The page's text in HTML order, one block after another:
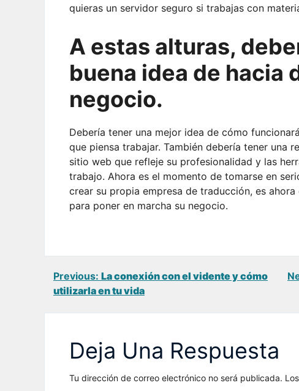
quieras un servidor seguro si trabajas con
A estas alturas,
buena idea de hacia
negocio.
Debería tener una mejor idea de cómo
que piensa trabajar. También debería tener una
sitio web que refleje su profesionalidad y las
trabajo. Ahora es el momento de tomarse en
crear su propia empresa de traducción, es
para poner en marcha su negocio.
Navegación
de
Previous: La conexión con el vidente y cómo
utilizarla en tu vida
Deja Una Respuesta
Tu dirección de correo electrónico no será publicada.